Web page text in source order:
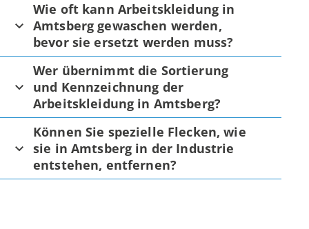
Wie oft kann Arbeitskleidung in
Amtsberg gewaschen werden,
bevor sie ersetzt werden muss?
Wer übernimmt die Sortierung
und Kennzeichnung der
Arbeitskleidung in Amtsberg?
Können Sie spezielle Flecken, wie
sie in Amtsberg in der Industrie
entstehen, entfernen?